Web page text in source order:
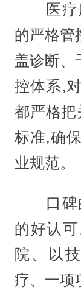
医疗质
的严格管
盖诊断、
控体系,
都严格把
标准,确
业规范。
口碑的
的好认
院、以
疗、一项